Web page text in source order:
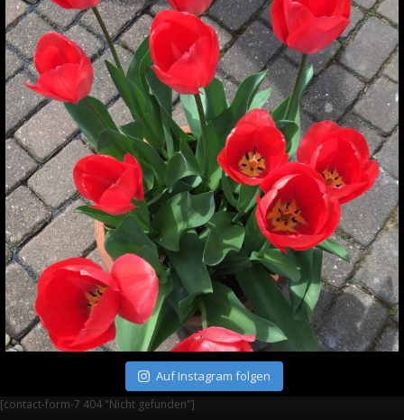
Auf Instagram folgen
[contact-form-7 404 "Nicht gefunden"]